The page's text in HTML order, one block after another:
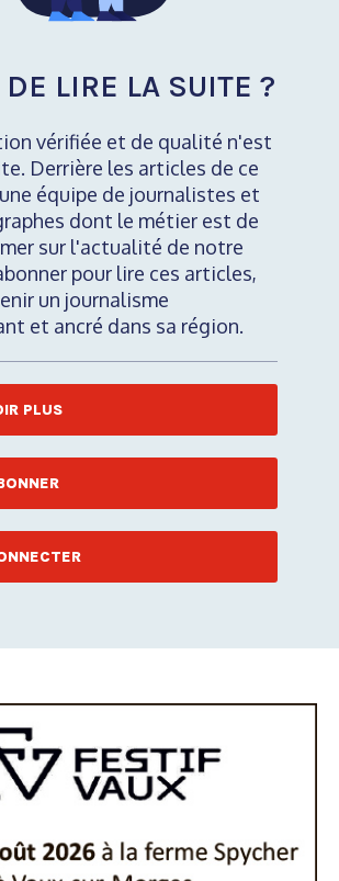
LIRE LA SUITE ?
vérifiée et de qualité n'est
Derrière les articles de ce
équipe de journalistes et
dont le métier est de
sur l'actualité de notre
pour lire ces articles,
un journalisme
et ancré dans sa région.
PLUS